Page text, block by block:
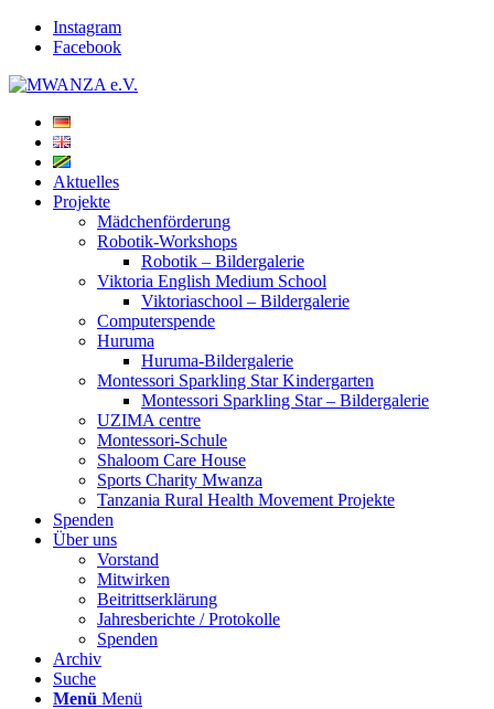
Instagram
Facebook
Aktuelles
Projekte
Mädchenförderung
Robotik-Workshops
Robotik – Bildergalerie
Viktoria English Medium School
Viktoriaschool – Bildergalerie
Computerspende
Huruma
Huruma-Bildergalerie
Montessori Sparkling Star Kindergarten
Montessori Sparkling Star – Bildergalerie
UZIMA centre
Montessori-Schule
Shaloom Care House
Sports Charity Mwanza
Tanzania Rural Health Movement Projekte
Spenden
Über uns
Vorstand
Mitwirken
Beitrittserklärung
Jahresberichte / Protokolle
Spenden
Archiv
Suche
Menü Menü